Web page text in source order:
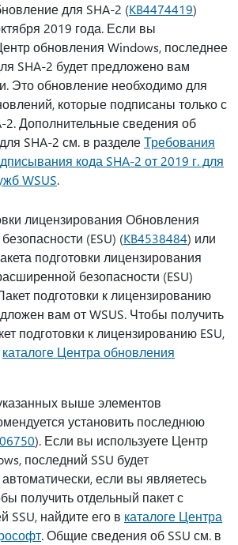
для SHA-2 (KB4474419)
2019 года. Если вы
обновления Windows, последнее
SHA-2 будет предложено вам
Это обновление необходимо для
которые подписаны только с
Дополнительные сведения об
SHA-2 см. в разделеТребования
кода SHA-2 от 2019 г. для
WSUS.
лицензирования Обновления
(ESU) (KB4538484) или
подготовки лицензирования
безопасности (ESU)
подготовки к лицензированию
вам от WSUS. Чтобы получить
подготовки к лицензированию ESU,
каталоге Центра обновления
выше элементов
установить последнюю
). Если вы используете Центр
последний SSU будет
если вы являетесь
получить отдельный пакет с
SSU, найдите его в каталоге Центра
. Общие сведения об SSU см. в